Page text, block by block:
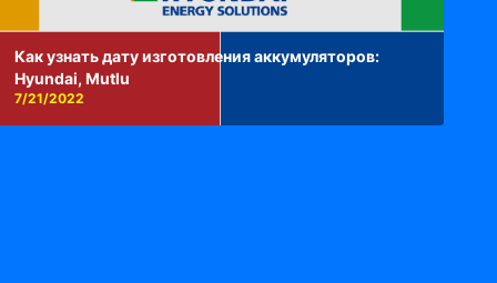
Как узнать дату изготовления аккумуляторов:
Hyundai, Mutlu
7/21/2022